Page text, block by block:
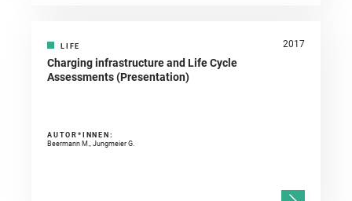
LIFE 2017
Charging infrastructure and Life Cycle
Assessments (Presentation)
AUTOR*INNEN:
Beermann M., Jungmeier G.